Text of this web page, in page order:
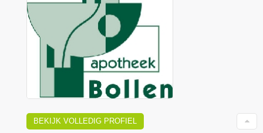
BEKIJK VOLLEDIG PROFIEL